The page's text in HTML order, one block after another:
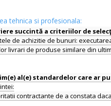
tehnica si profesionala:
de achizitie de bunuri:
livrari de produse similare din